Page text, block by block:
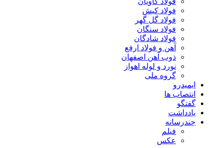
فولاد کیش
فولاد گل گهر
فولاد سنگان
فولاد شادگان
آهن و فولاد ارفع
ذوب آهن اصفهان
نورد و لوله اهواز
گروه ملی
ایمیدرو
انتصاب ها
گفتگو
یادداشت
چندرسانه
فیلم
عکس